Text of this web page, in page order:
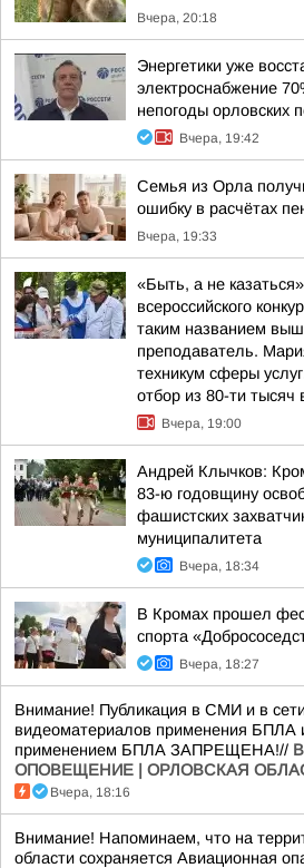
Вчера, 20:18
Энергетики уже
электроснабжение
непогоды орловских
Вчера, 19:42
Семья из Орла
ошибку в расчётах
Вчера, 19:33
«Быть, а не
всероссийского
таким названием
преподаватель.
техникум сферы
отбор из 80-ти
Вчера, 19:00
Андрей Клычков:
83-ю годовщину
фашистских
муниципалитета
Вчера, 18:34
В Кромах прошел
спорта
Вчера, 18:27
Внимание! Публикация в СМИ и в
видеоматериалов применения БПЛА
применением БПЛА ЗАПРЕЩЕНА!//
ОПОВЕЩЕНИЕ | ОРЛОВСКАЯ
Вчера, 18:16
Внимание! Напоминаем, что на
области сохраняется Авиационная